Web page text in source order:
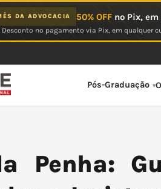
DA ADVOCACIA 50% OFFno Pix, em
Desconto no pagamento via Pix, em
Pós-Graduação
Penha: